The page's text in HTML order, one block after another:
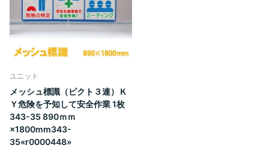
ユニット
メッシュ標識（ピクト３連）Ｋ
Ｙ危険を予知して安全作業 1枚
343-35 890ｍｍ
×1800mm343-
35«r0000448»